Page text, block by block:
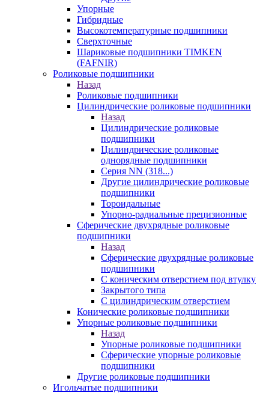
Упорные
Гибридные
Высокотемпературные подшипники
Сверхточные
Шариковые подшипники TIMKEN
(FAFNIR)
Роликовые подшипники
Назад
Роликовые подшипники
Цилиндрические роликовые подшипники
Назад
Цилиндрические роликовые
подшипники
Цилиндрические роликовые
однорядные подшипники
Серия NN (318...)
Другие цилиндрические роликовые
подшипники
Тороидальные
Упорно-радиальные прецизионные
Сферические двухрядные роликовые
подшипники
Назад
Сферические двухрядные роликовые
подшипники
С коническим отверстием под втулку
Закрытого типа
С цилиндрическим отверстием
Конические роликовые подшипники
Упорные роликовые подшипники
Назад
Упорные роликовые подшипники
Сферические упорные роликовые
подшипники
Другие роликовые подшипники
Игольчатые подшипники